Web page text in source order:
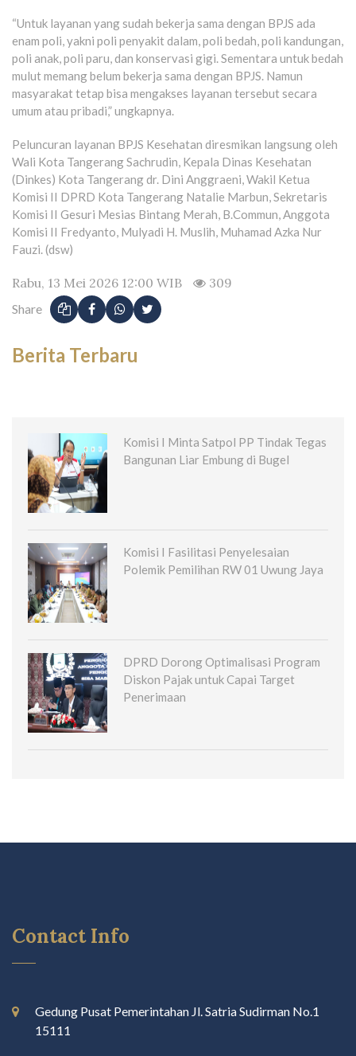
“Untuk layanan yang sudah bekerja sama dengan BPJS ada
enam poli, yakni poli penyakit dalam, poli bedah, poli kandungan,
poli anak, poli paru, dan konservasi gigi. Sementara untuk bedah
mulut memang belum bekerja sama dengan BPJS. Namun
masyarakat tetap bisa mengakses layanan tersebut secara
umum atau pribadi,” ungkapnya.
Peluncuran layanan BPJS Kesehatan diresmikan langsung oleh
Wali Kota Tangerang Sachrudin, Kepala Dinas Kesehatan
(Dinkes) Kota Tangerang dr. Dini Anggraeni, Wakil Ketua
Komisi II DPRD Kota Tangerang Natalie Marbun, Sekretaris
Komisi II Gesuri Mesias Bintang Merah, B.Commun, Anggota
Komisi II Fredyanto, Mulyadi H. Muslih, Muhamad Azka Nur
Fauzi. (dsw)
Rabu, 13 Mei 2026 12:00 WIB 309
Share
Berita Terbaru
Komisi I Minta Satpol PP Tindak Tegas
Bangunan Liar Embung di Bugel
Komisi I Fasilitasi Penyelesaian
Polemik Pemilihan RW 01 Uwung Jaya
DPRD Dorong Optimalisasi Program
Diskon Pajak untuk Capai Target
Penerimaan
Contact Info
Gedung Pusat Pemerintahan Jl. Satria Sudirman No.1
15111